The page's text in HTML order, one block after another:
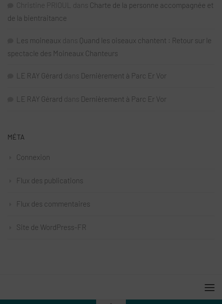
Christine PRIOUL dans Charte de la personne accompagnée et
de la bientraitance
Les moineaux dans Quand les oiseaux chantent : Retour sur le
spectacle des Moineaux Chanteurs
LE RAY Gérard dans Dernièrement à Parc Er Vor
LE RAY Gérard dans Dernièrement à Parc Er Vor
MÉTA
Connexion
Flux des publications
Flux des commentaires
Site de WordPress-FR